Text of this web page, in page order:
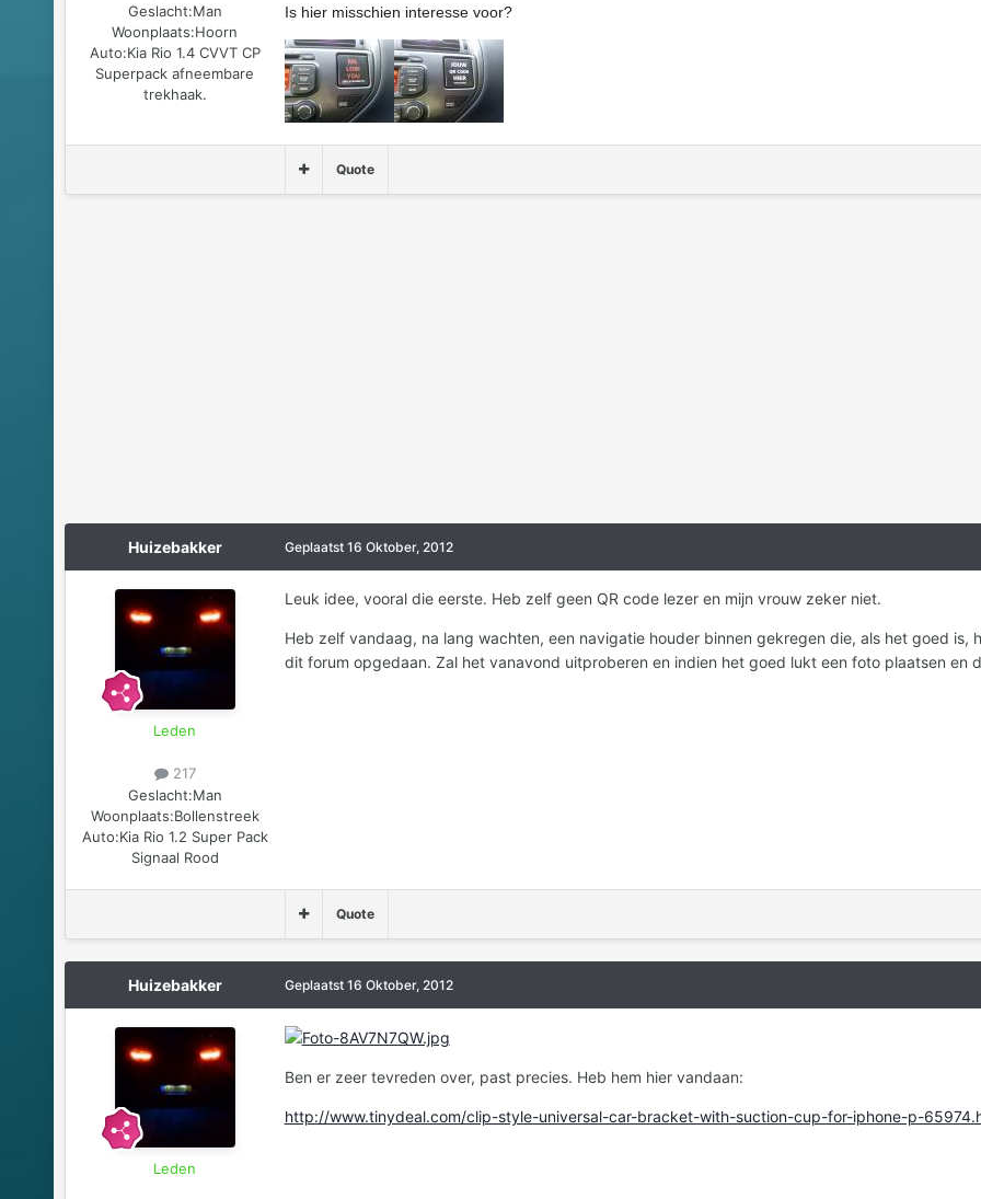
Geslacht:Man
Woonplaats:Hoorn
Auto:Kia Rio 1.4 CVVT CP
Superpack afneembare
trekhaak.
Is hier misschien interesse voor?
Quote
Huizebakker
Leden
217
Geslacht:Man
Woonplaats:Bollenstreek
Auto:Kia Rio 1.2 Super Pack
Signaal Rood
Geplaatst 16 Oktober, 2012
Leuk idee, vooral die eerste. Heb zelf geen QR code lezer en mijn vrouw zeker niet.
Heb zelf vandaag, na lang wachten, een navigatie houder binnen gekregen die, als het goed
dit forum opgedaan. Zal het vanavond uitproberen en indien het goed lukt een foto plaatsen en
Quote
Huizebakker
Leden
Geplaatst 16 Oktober, 2012
Ben er zeer tevreden over, past precies. Heb hem hier vandaan:
http://www.tinydeal.com/clip-style-universal-car-bracket-with-suction-cup-for-iphone-p-